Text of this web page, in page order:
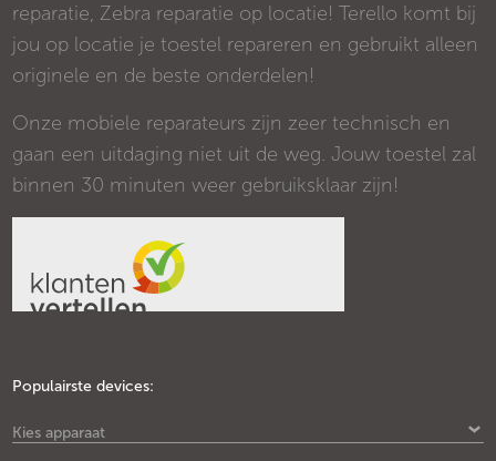
reparatie, Zebra reparatie op locatie! Terello komt bij
jou op locatie je toestel repareren en gebruikt alleen
originele en de beste onderdelen!
Onze mobiele reparateurs zijn zeer technisch en
gaan een uitdaging niet uit de weg. Jouw toestel zal
binnen 30 minuten weer gebruiksklaar zijn!
Populairste devices:
Kies apparaat